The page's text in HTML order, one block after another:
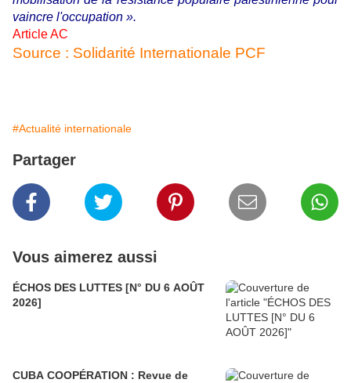
vaincre l'occupation ».
Article AC
Source : Solidarité Internationale PCF
#Actualité internationale
Partager
Vous aimerez aussi
ÉCHOS DES LUTTES [N° DU 6 AOÛT
2026]
CUBA COOPÉRATION : Revue de